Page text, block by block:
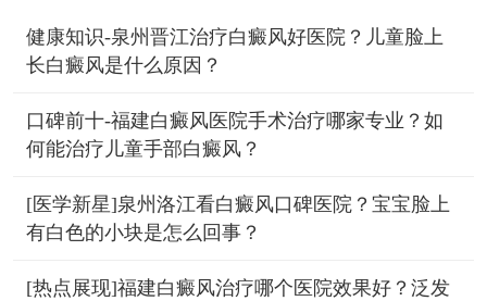
健康知识-泉州晋江治疗白癜风好医院？儿童脸上
长白癜风是什么原因？
口碑前十-福建白癜风医院手术治疗哪家专业？如
何能治疗儿童手部白癜风？
[医学新星]泉州洛江看白癜风口碑医院？宝宝脸上
有白色的小块是怎么回事？
[热点展现]福建白癜风治疗哪个医院效果好？泛发